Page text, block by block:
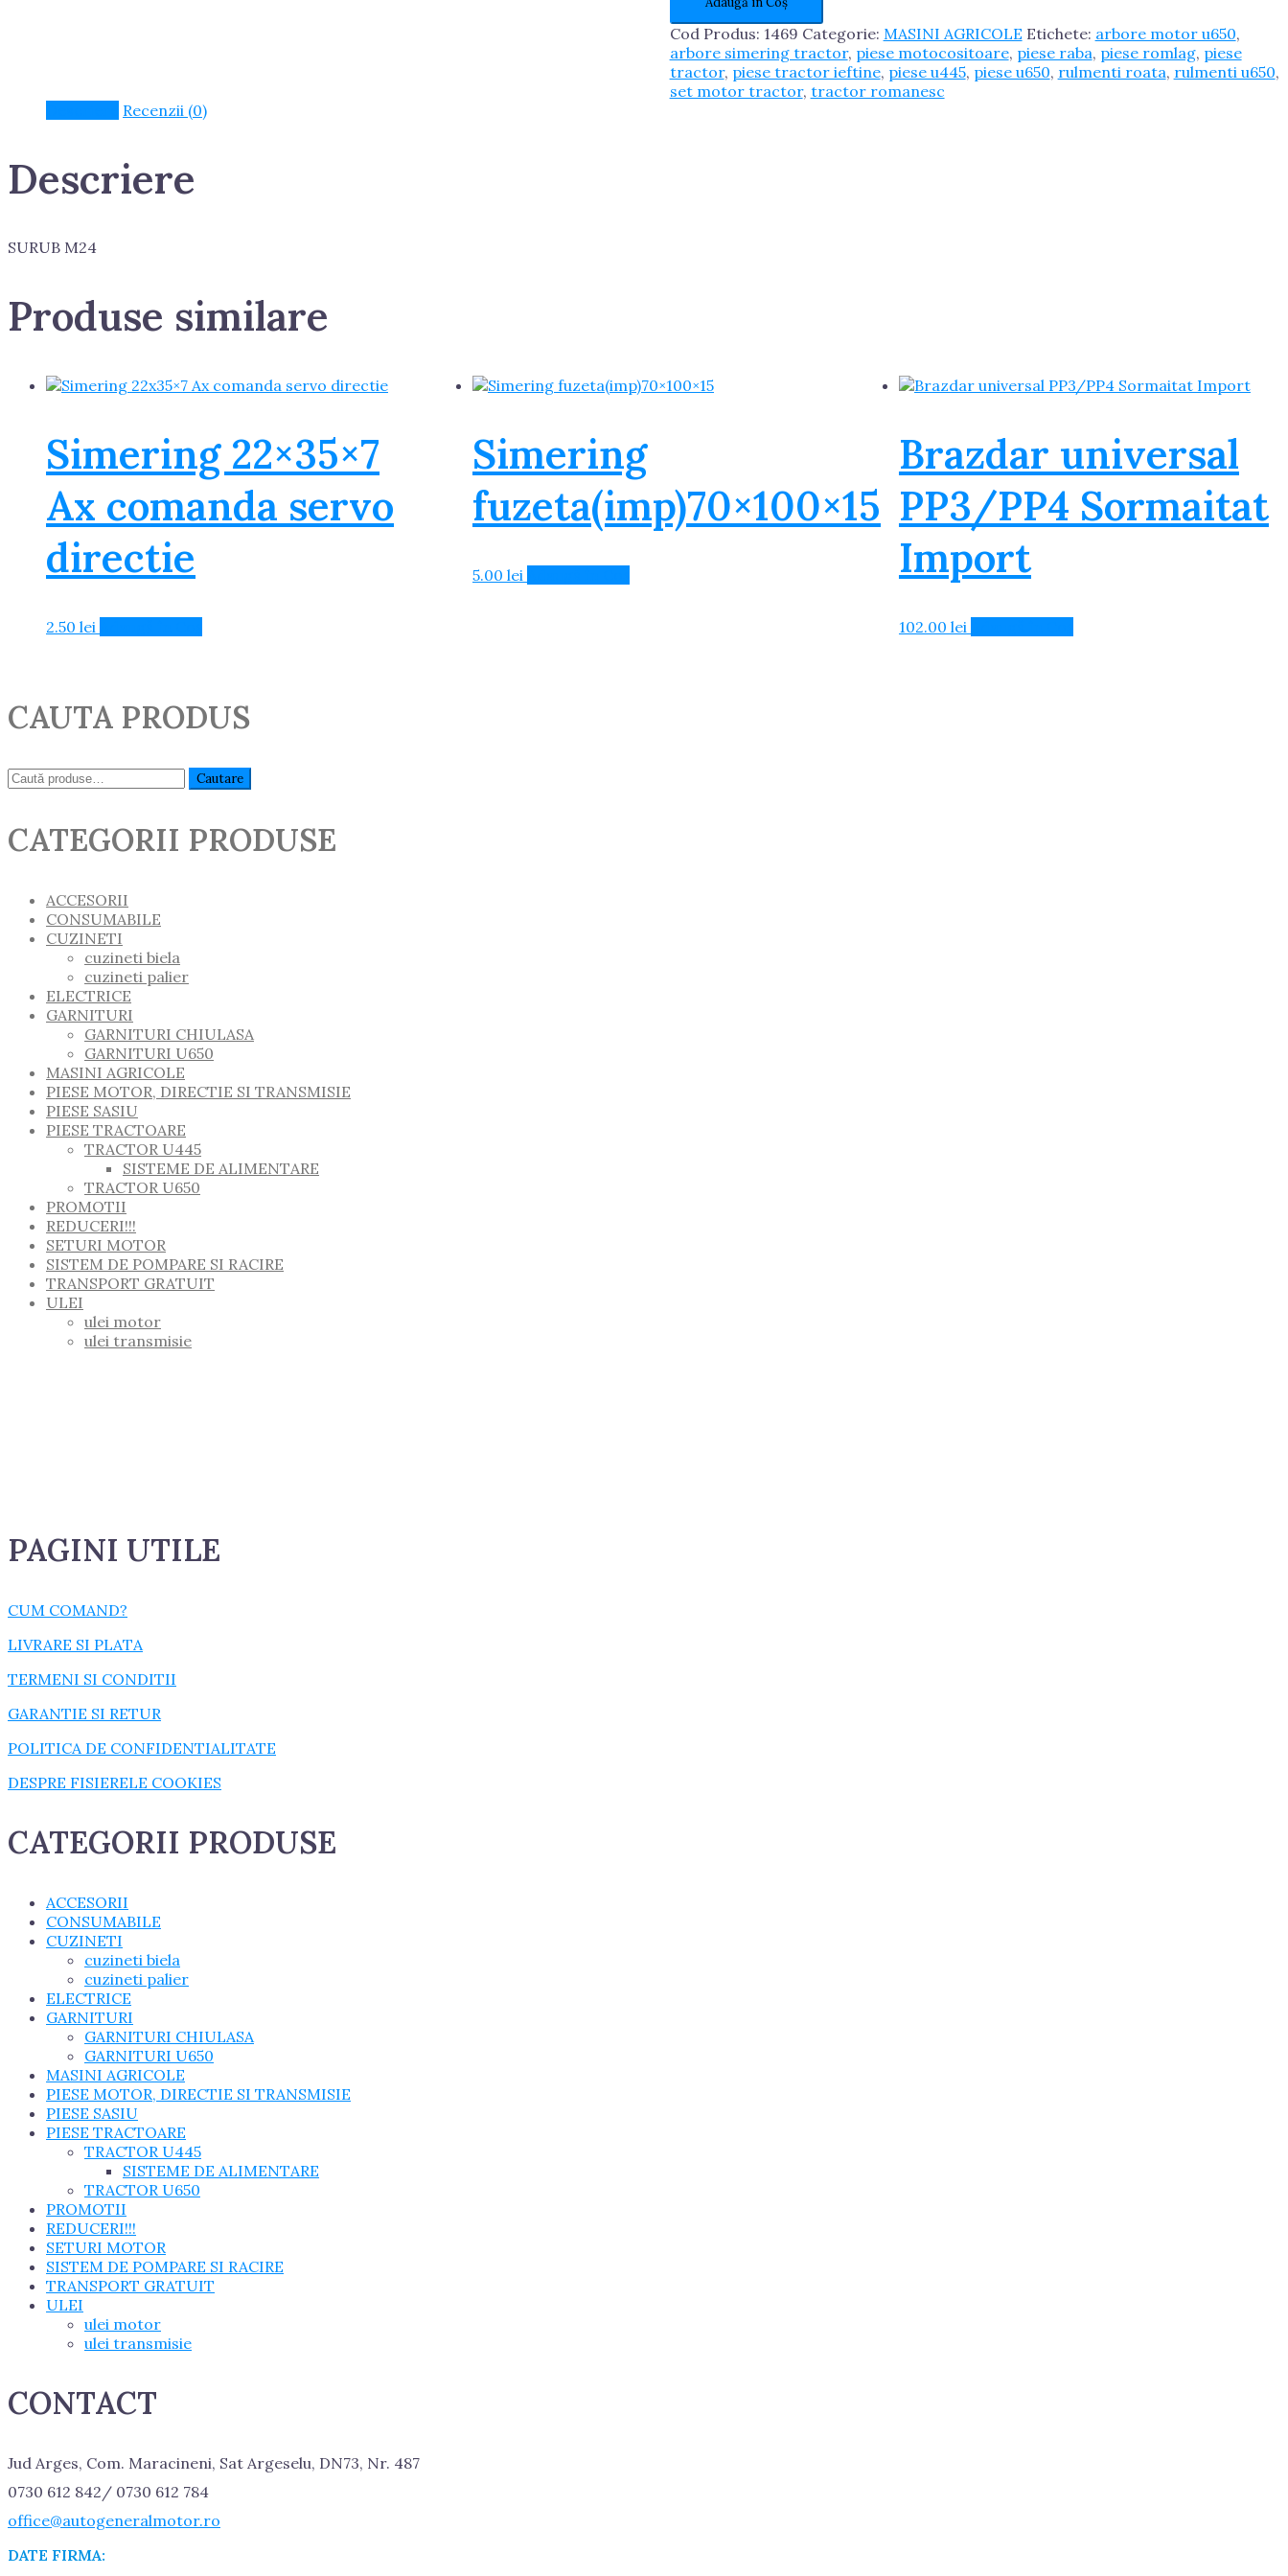
Cod Produs: 1469 Categorie: MASINI AGRICOLE Etichete: arbore motor u650,
arbore simering tractor, piese motocositoare, piese raba, piese romlag, piese
tractor, piese tractor ieftine, piese u445, piese u650, rulmenti roata, rulmenti u650,
set motor tractor, tractor romanesc
Recenzii (0)
Descriere
SURUB M24
Produse similare
Simering 22×35×7
Ax comanda servo
directie
2.50 lei
Simering
fuzeta(imp)70×100×15
5.00 lei
Brazdar universal
PP3/PP4 Sormaitat
Import
102.00 lei
CAUTA PRODUS
Caută: Cautare
CATEGORII PRODUSE
ACCESORII
CONSUMABILE
CUZINETI
cuzineti biela
cuzineti palier
ELECTRICE
GARNITURI
GARNITURI CHIULASA
GARNITURI U650
MASINI AGRICOLE
PIESE MOTOR, DIRECTIE SI TRANSMISIE
PIESE SASIU
PIESE TRACTOARE
TRACTOR U445
SISTEME DE ALIMENTARE
TRACTOR U650
PROMOTII
REDUCERI!!!
SETURI MOTOR
SISTEM DE POMPARE SI RACIRE
TRANSPORT GRATUIT
ULEI
ulei motor
ulei transmisie
PAGINI UTILE
CUM COMAND?
LIVRARE SI PLATA
TERMENI SI CONDITII
GARANTIE SI RETUR
POLITICA DE CONFIDENTIALITATE
DESPRE FISIERELE COOKIES
CATEGORII PRODUSE
ACCESORII
CONSUMABILE
CUZINETI
cuzineti biela
cuzineti palier
ELECTRICE
GARNITURI
GARNITURI CHIULASA
GARNITURI U650
MASINI AGRICOLE
PIESE MOTOR, DIRECTIE SI TRANSMISIE
PIESE SASIU
PIESE TRACTOARE
TRACTOR U445
SISTEME DE ALIMENTARE
TRACTOR U650
PROMOTII
REDUCERI!!!
SETURI MOTOR
SISTEM DE POMPARE SI RACIRE
TRANSPORT GRATUIT
ULEI
ulei motor
ulei transmisie
CONTACT
Jud Arges, Com. Maracineni, Sat Argeselu, DN73, Nr. 487
0730 612 842/ 0730 612 784
office@autogeneralmotor.ro
DATE FIRMA: